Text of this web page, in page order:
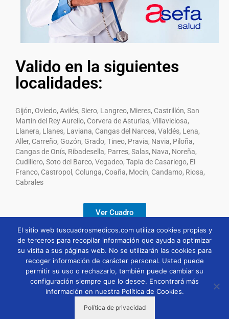
Valido en la siguientes
localidades:
Gijón, Oviedo, Avilés, Siero, Langreo, Mieres, Castrillón, San
Martín del Rey Aurelio, Corvera de Asturias, Villaviciosa,
Llanera, Llanes, Laviana, Cangas del Narcea, Valdés, Lena,
Aller, Carreño, Gozón, Grado, Tineo, Pravia, Navia, Piloña,
Cangas de Onís, Ribadesella, Parres, Salas, Nava, Noreña,
Cudillero, Soto del Barco, Vegadeo, Tapia de Casariego, El
Franco, Castropol, Colunga, Coaña, Mocín, Candamo, Riosa,
Cabrales
Ver Cuadro
Descargar
El sitio web tuscuadrosmedicos.com utiliza cookies propias y
de terceros para recopilar información que ayuda a optimizar
su visita a sus páginas web. No se utilizarán las cookies para
recoger información de carácter personal. Usted puede
permitir su uso o rechazarlo, también puede cambiar su
configuración siempre que lo desee. Encontrará más
información en nuestra Política de Cookies.
Política de privacidad